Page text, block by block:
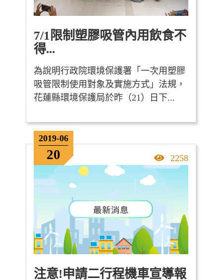
7/1限制塑膠吸管內用飲食不
得...
為說明行政院環境保護署「一次用塑膠
吸管限制使用對象及實施方式」法規，
花蓮縣環境保護局於昨（21）日下...
2019-06
20 點擊率
2258
注意!申請二行程機車宣導報